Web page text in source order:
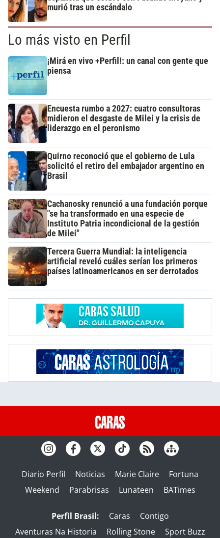
murió tras un escándalo
Lo más visto en Perfil
¡Mirá en vivo +Perfil!: un canal con gente que
piensa
Encuesta rumbo a 2027: cuatro consultoras
midieron el desgaste de Milei y la crisis de
liderazgo en el peronismo
Quirno reconoció que el gobierno de Lula
solicitó el retiro del embajador argentino en
Brasil
Cachanosky renunció a una fundación porque
"se ha transformado en una especie de
Instituto Patria incondicional de la gestión
de Milei"
Tercera Guerra Mundial: la inteligencia
artificial reveló cuáles serían los primeros
países latinoamericanos en ser derrotados
Diario Perfil Noticias Marie Claire
Fortuna
Weekend
Parabrisas Lunateen BATimes
Perfil Brasil: Caras
Contigo
Aventuras Na Historia
Rolling Stone Sport Buzz